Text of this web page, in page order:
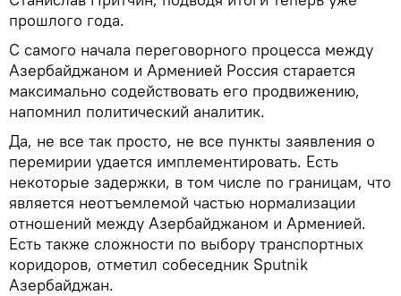
прошлого года.
С самого начала переговорного процесса между
Азербайджаном и Арменией Россия старается
максимально содействовать его продвижению,
напомнил политический аналитик.
Да, не все так просто, не все пункты заявления о
перемирии удается имплементировать. Есть
некоторые задержки, в том числе по границам, что
является неотъемлемой частью нормализации
отношений между Азербайджаном и Арменией.
Есть также сложности по выбору транспортных
коридоров, отметил собеседник Sputnik
Азербайджан.